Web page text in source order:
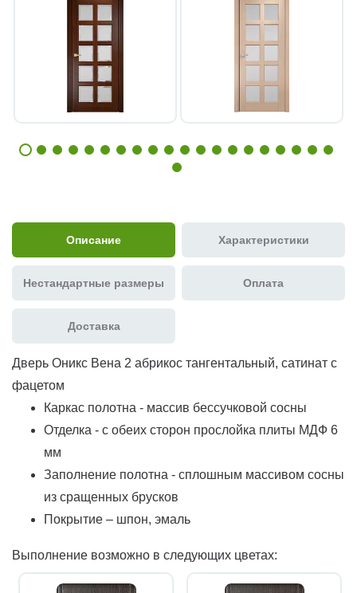
Описание Характеристики
Нестандартные размеры Оплата
Доставка
Дверь Оникс Вена 2 абрикос тангентальный, сатинат с
фацетом
Каркас полотна - массив бессучковой сосны
Отделка - с обеих сторон прослойка плиты МДФ 6
мм
Заполнение полотна - сплошным массивом сосны
из сращенных брусков
Покрытие – шпон, эмаль
Выполнение возможно в следующих цветах: